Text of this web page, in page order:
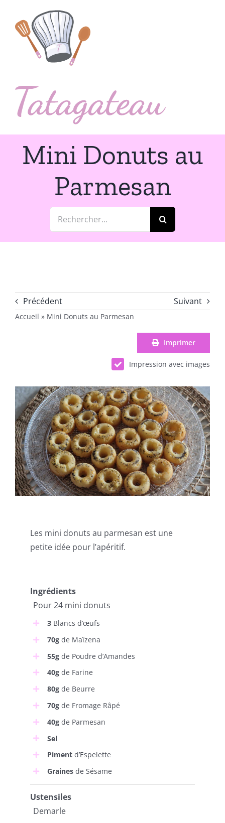
contenu
Mini Donuts au
Parmesan
Rechercher:
Précédent Suivant
Accueil » Mini Donuts au Parmesan
Imprimer
Impression avec images
Les mini donuts au parmesan est une
petite idée pour l’apéritif.
Ingrédients
Pour 24 mini donuts
3Blancs d’œufs
70gde Maïzena
55gde Poudre d’Amandes
40gde Farine
80gde Beurre
70gde Fromage Râpé
40gde Parmesan
Sel
Pimentd’Espelette
Grainesde Sésame
Ustensiles
Demarle